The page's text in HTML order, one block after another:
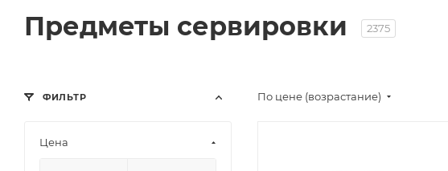
Предметы сервировки 2375
По цене (возрастание)
ФИЛЬТР
Цена